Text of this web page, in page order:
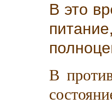
В это
В